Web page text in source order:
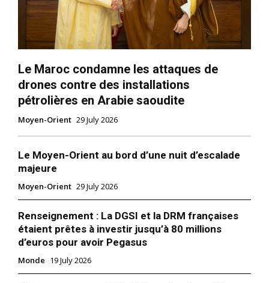
Le Maroc condamne les attaques de
drones contre des installations
pétrolières en Arabie saoudite
Moyen-Orient 29 July 2026
Le Moyen-Orient au bord d’une nuit d’escalade
majeure
Moyen-Orient 29 July 2026
Renseignement : La DGSI et la DRM françaises
étaient prêtes à investir jusqu’à 80 millions
d’euros pour avoir Pegasus
Monde 19 July 2026